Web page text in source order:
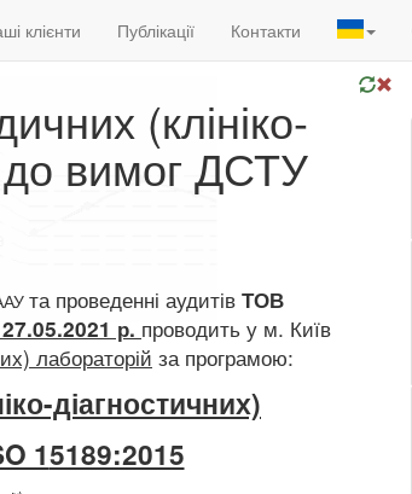
клієнти Публікації Контакти
(клініко-
до вимог ДСТУ
та проведенні аудитів ТОВ
р. проводить у м. Київ
лабораторій за програмою:
діагностичних)
15189:2015